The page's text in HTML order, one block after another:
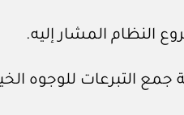
النظام المشار إليه.
للوجوه الخيرية،